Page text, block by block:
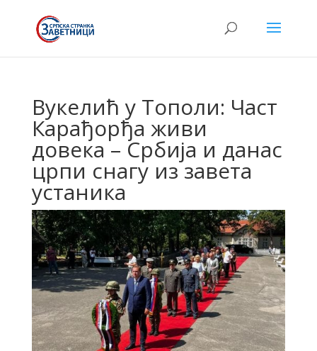
Вукелић у Тополи: Част
Карађорђа живи
довека – Србија и данас
црпи снагу из завета
устаника